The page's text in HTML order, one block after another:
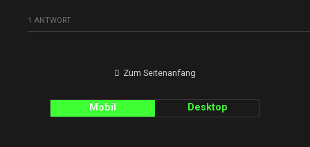
1 ANTWORT
Zum Seitenanfang
Mobil Desktop